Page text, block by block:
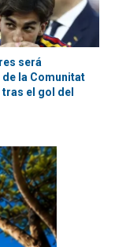
será
la Comunitat
el gol del